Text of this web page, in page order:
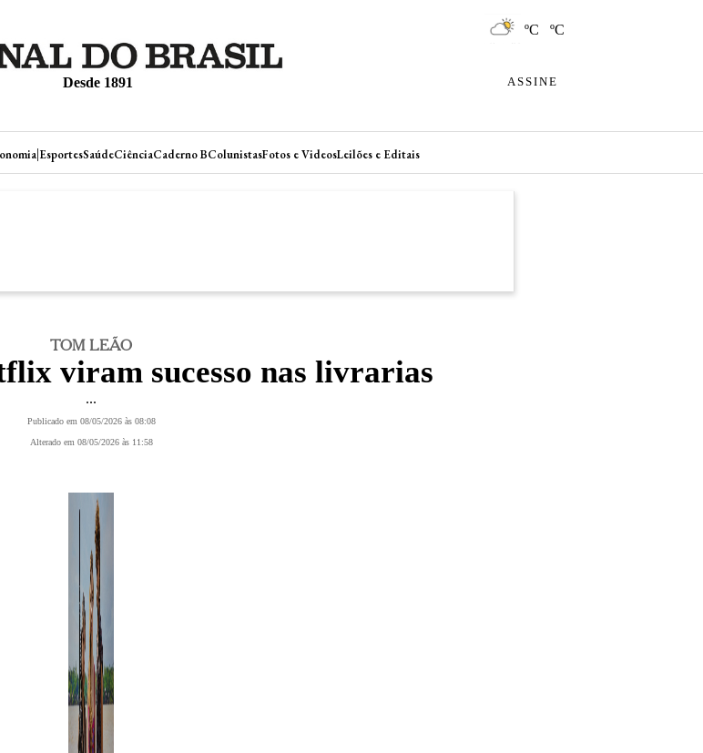
ºC ºC
Desde 1891 ASSINE
|EsportesSaúdeCiênciaCaderno BColunistasFotos e VideosLeilões e Editais
TOM LEÃO
viram sucesso nas livrarias
...
Publicado em 08/05/2026 às 08:08
Alterado em 08/05/2026 às 11:58